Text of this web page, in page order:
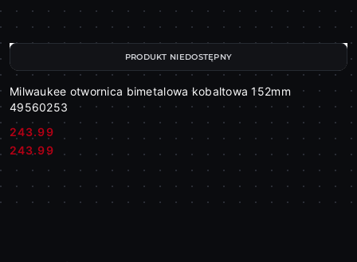
Milwaukee otwornica bimetalowa kobaltowa 152mm
49560253
Cena:
243.99
Cena:
243.99
PRODUKT NIEDOSTĘPNY